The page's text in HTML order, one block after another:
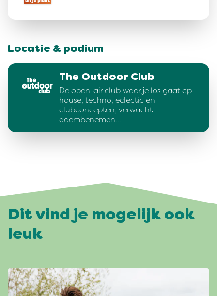
Locatie & podium
The Outdoor Club
De open-air club waar je los gaat op
house, techno, eclectic en
clubconcepten, verwacht
adembenemen…
Dit vind je mogelijk ook
leuk